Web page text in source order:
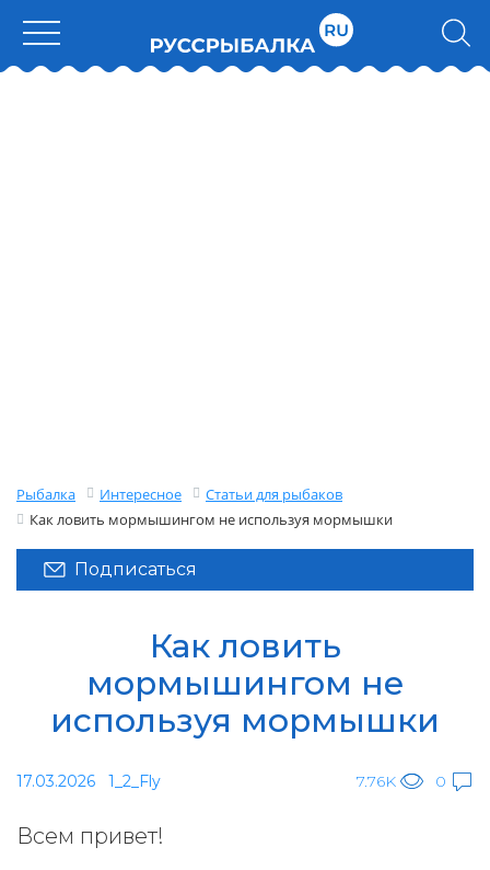
Рыбалка Интересное
Статьи для рыбаков
Как ловить мормышингом не используя мормышки
Подписаться
Как ловить
мормышингом не
используя мормышки
17.03.2026 1_2_Fly 7.76K 0
Всем привет!